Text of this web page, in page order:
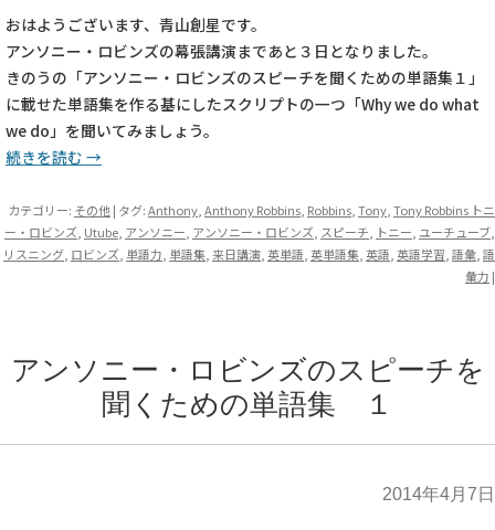
おはようございます、青山創星です。
アンソニー・ロビンズの幕張講演まであと３日となりました。
きのうの「アンソニー・ロビンズのスピーチを聞くための単語集１」
に載せた単語集を作る基にしたスクリプトの一つ「Why we do what
we do」を聞いてみましょう。
続きを読む →
カテゴリー: その他 | タグ:Anthony Anthony Robbins Robbins Tony Tony Robbins トニ
ー・ロビンズ Utube アンソニー アンソニー・ロビンズ スピーチ トニー ユーチューブ
リスニング ロビンズ 単語力 単語集 来日講演 英単語 英単語集 英語 英語学習 語彙 語
彙力 |
アンソニー・ロビンズのスピーチを
聞くための単語集 １
2014年4月7日